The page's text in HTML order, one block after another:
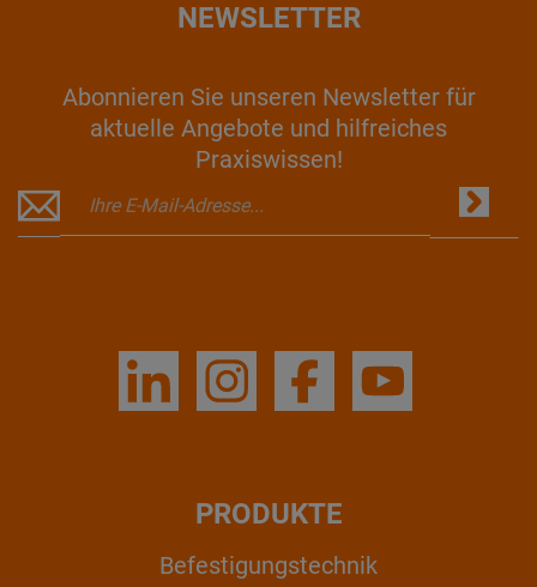
NEWSLETTER
Abonnieren Sie unseren Newsletter für
aktuelle Angebote und hilfreiches
Praxiswissen!
PRODUKTE
Befestigungstechnik